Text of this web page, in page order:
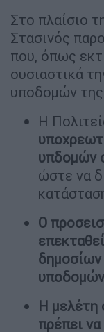
Στο πλαίσιο
Στασινός
που, όπως
ουσιαστικά
υποδομών της
Η
υπδομών
ώστε να
Ο
δημοσίων
Η μελέτη
πρέπει